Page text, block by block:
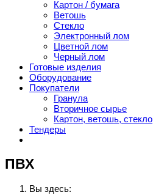
Картон / бумага
Ветошь
Стекло
Электронный лом
Цветной лом
Черный лом
Готовые изделия
Оборудование
Покупатели
Гранула
Вторичное сырье
Картон, ветошь, стекло
Тендеры
ПВХ
Вы здесь: